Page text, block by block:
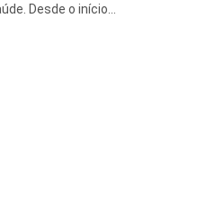
Desde o início…